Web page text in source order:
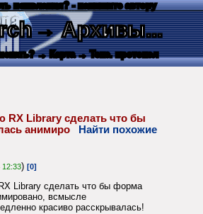
пожелания? - напишите автору
→ Архивы...
→ Карта → Текс. протокол
RX Library сделать что бы
анимиро
Найти похожие
12:33) [0]
Library сделать что бы форма
всмысле
красиво расскрывалась!